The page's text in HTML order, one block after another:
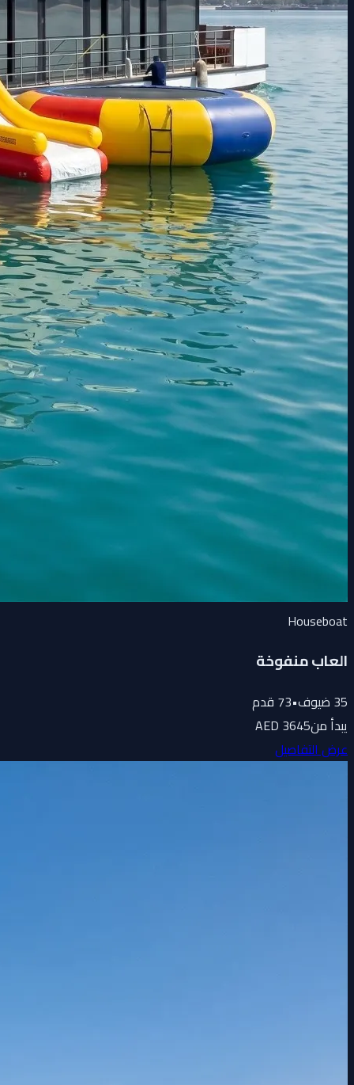
Houseboat
العاب منفوخة
35ضيوف•
73 قدم
يبدأ من3645 AED
عرض التفاصيل